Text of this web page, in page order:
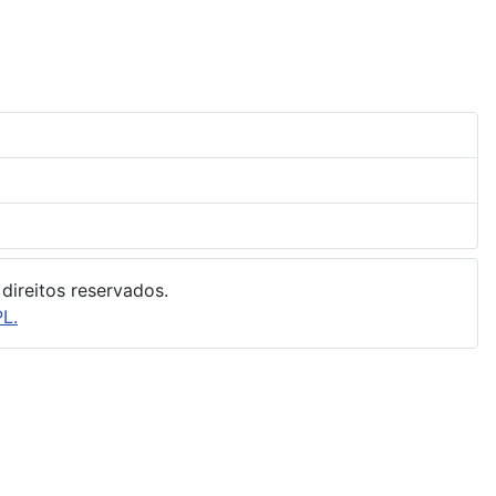
reservados.